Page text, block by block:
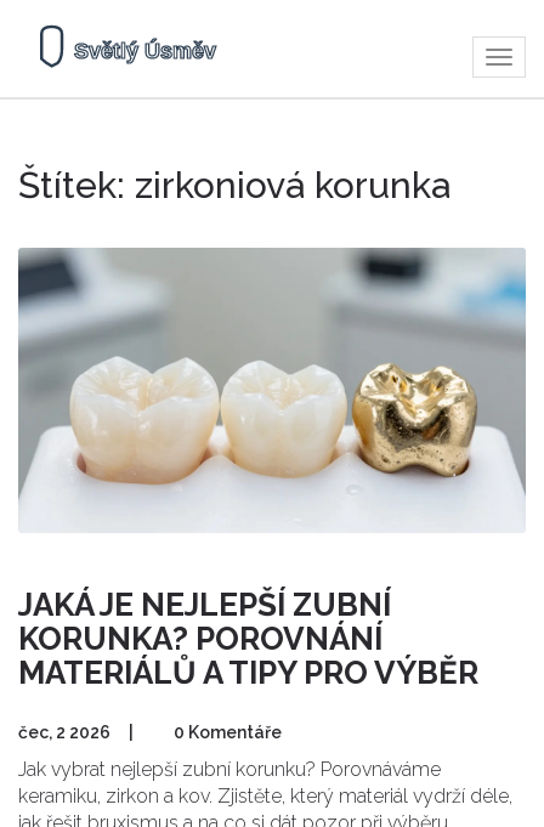
Štítek: zirkoniová korunka
JAKÁ JE NEJLEPŠÍ ZUBNÍ
KORUNKA? POROVNÁNÍ
MATERIÁLŮ A TIPY PRO VÝBĚR
čec, 2 2026 0 Komentáře
Jak vybrat nejlepší zubní korunku? Porovnáváme
keramiku, zirkon a kov. Zjistěte, který materiál vydrží déle,